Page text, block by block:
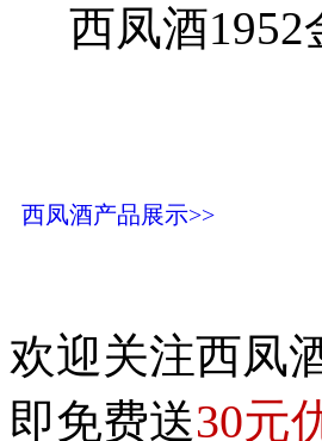
西凤酒1952
西凤酒产品展示>>
欢迎关注西凤
即免费送30元